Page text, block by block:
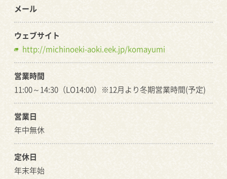
メール
ウェブサイト
http://michinoeki-aoki.eek.jp/komayumi
営業時間
11:00～14:30（LO14:00）※12月より冬期営業時間(予定)
営業日
年中無休
定休日
年末年始